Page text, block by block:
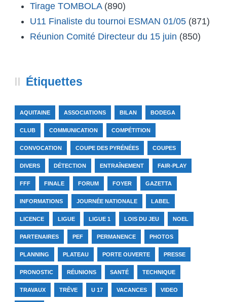
Tirage TOMBOLA (890)
U11 Finaliste du tournoi ESMAN 01/05 (871)
Réunion Comité Directeur du 15 juin (850)
Étiquettes
AQUITAINE ASSOCIATIONS BILAN BODEGA
CLUB COMMUNICATION COMPÉTITION
CONVOCATION COUPE DES PYRÉNÉES COUPES
DIVERS DÉTECTION ENTRAÎNEMENT FAIR-PLAY
FFF FINALE FORUM FOYER GAZETTA
INFORMATIONS JOURNÉE NATIONALE LABEL
LICENCE LIGUE LIGUE 1 LOIS DU JEU NOEL
PARTENAIRES PEF PERMANENCE PHOTOS
PLANNING PLATEAU PORTE OUVERTE PRESSE
PRONOSTIC RÉUNIONS SANTÉ TECHNIQUE
TRAVAUX TRÊVE U 17 VACANCES VIDEO